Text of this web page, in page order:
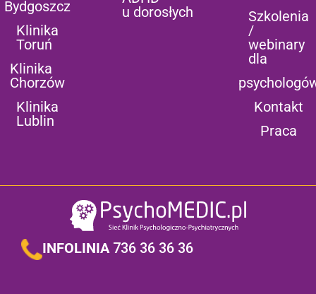
Bydgoszcz
Klinika
Toruń
Klinika
Chorzów
Klinika
Lublin
u dorosłych
Szkolenia
/
webinary
dla
Kontakt
Praca
INFOLINIA 736 36 36 36